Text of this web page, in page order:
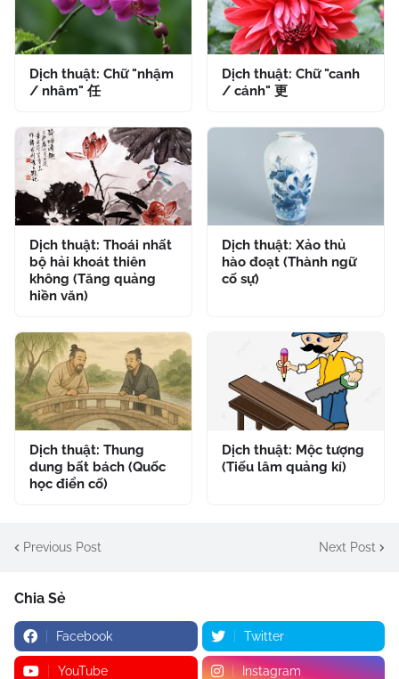
Dịch thuật: Chữ "nhậm
/ nhâm" 任
Dịch thuật: Chữ "canh
/ cánh" 更
Dịch thuật: Thoái nhất
bộ hải khoát thiên
không (Tăng quảng
hiền văn)
Dịch thuật: Xảo thủ
hào đoạt (Thành ngữ
cố sự)
Dịch thuật: Thung
dung bất bách (Quốc
học điển cố)
Dịch thuật: Mộc tượng
(Tiếu lâm quảng kí)
Previous Post Next Post
Chia Sẻ
Facebook Twitter
YouTube Instagram